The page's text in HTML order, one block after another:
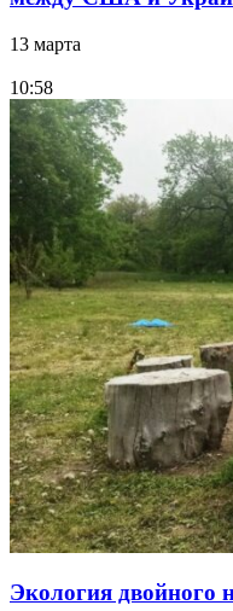
13 марта
10:58
Экология двойного